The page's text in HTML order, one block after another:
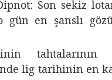
Son sekiz
gün en şanslı
lig tarihinin en